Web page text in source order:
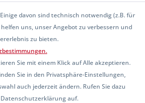
davon sind technisch notwendig (z.B. für
uns, unser Angebot zu verbessern und
zu bieten.
Sie mit einem Klick auf Alle akzeptieren.
Sie in den Privatsphäre-Einstellungen,
auch jederzeit ändern. Rufen Sie dazu
auf.